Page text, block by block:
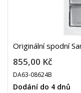
Originální spodní
855,00 Kč
DA63-08624B
Dodání do 4 dnů